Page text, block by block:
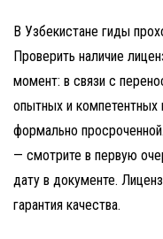
В Узбекистане гиды
Проверить наличие
момент: в связи с
опытных и компетентных
формально
— смотрите в первую
дату в документе.
гарантия качества.